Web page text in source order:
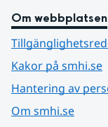
Om webbplatsen
Kakor på smhi.se
Hantering av
Om smhi.se